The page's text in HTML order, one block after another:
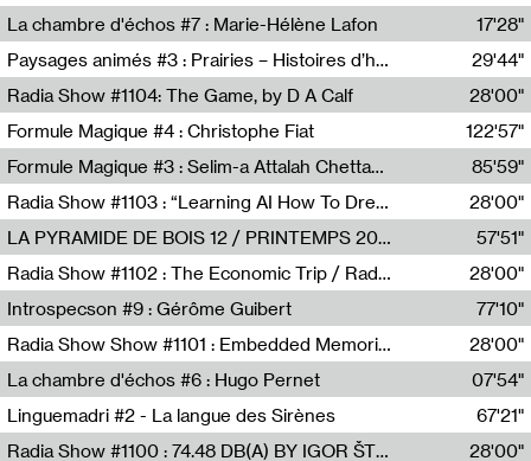
Soundart Radio
La chambre d'échos #7 : Marie-Hélène Lafon
Revue Les Chambres,Marie-Hélène Lafon
17'28"
Paysages animés #3 : Prairies – Histoires d’herbes et d’humains
Anne Simon
29'44"
Radia Show #1104: The Game, by D A Calf
Radio One NZ
28'00"
Formule Magique #4 : Christophe Fiat
Nathalie Lacroix
122'57"
Formule Magique #3 : Selim-a Attalah Chettaoui
Nathalie Lacroix,Selim-a Attalah Chettaoui
85'59"
Radia Show #1103 : “Learning AI How To Dream” by Sebastian Dingens (Radio Campus Bruxelles)
Radio Campus Bruxelles
28'00"
LA PYRAMIDE DE BOIS 12 / PRINTEMPS 2026
Sammy Stein
57'51"
Radia Show #1102 : The Economic Trip / Radio Grenouille
Radio Grenouille
28'00"
Introspecson #9 : Gérôme Guibert
Pierre Henry,Gérôme Guibert
77'10"
Radia Show Show #1101 : Embedded Memories by Jimmy Peggie / radioart106
Jimmy Peggie,radioart106
28'00"
La chambre d'échos #6 : Hugo Pernet
Revue Les Chambres,Hugo Pernet
07'54"
Linguemadri #2 - La langue des Sirènes
Meris Angioletti
67'21"
Radia Show #1100 : 74.48 DB(A) BY IGOR ŠTROMAJER FOR RADIO X
28'00"